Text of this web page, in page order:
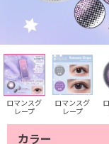
ロマンスグ
レープ
ロマンスグ
レープ
カラー